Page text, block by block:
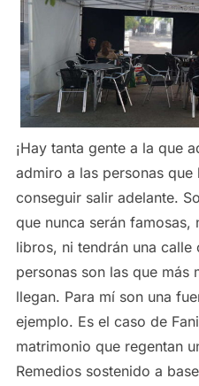
¡Hay tanta gente a la que
admiro a las personas
conseguir salir adelante.
que nunca serán famosas,
libros, ni tendrán una calle
personas son las que más
llegan. Para mí son una
ejemplo. Es el caso de
matrimonio que regentan
Remedios sostenido a